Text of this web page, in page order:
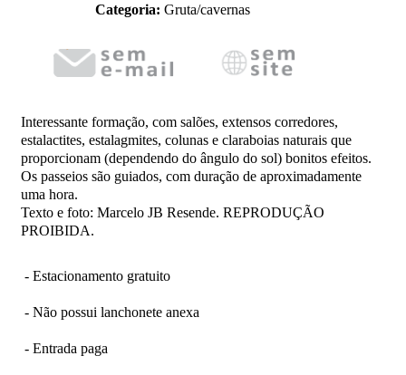
Categoria: Gruta/cavernas
Interessante formação, com salões, extensos corredores,
estalactites, estalagmites, colunas e claraboias naturais que
proporcionam (dependendo do ângulo do sol) bonitos efeitos.
Os passeios são guiados, com duração de aproximadamente
uma hora.
Texto e foto: Marcelo JB Resende. REPRODUÇÃO
PROIBIDA.
- Estacionamento gratuito
- Não possui lanchonete anexa
- Entrada paga